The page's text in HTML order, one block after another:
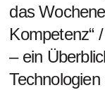
das
Kompetenz“
– ein